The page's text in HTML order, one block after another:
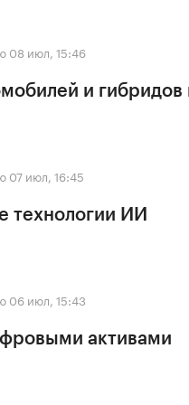
08 июл, 15:46
и
07 июл, 16:45
технологии ИИ
06 июл, 15:43
активами